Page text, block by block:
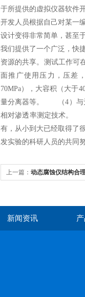
于所提供的虚拟仪器软件
开发人员根据自己对某一
设计变得非常简单，甚
我们提供了一个广泛，快
资源的共享。测试工作
面推广使用压力，压差
70MPa），大容积（大
量分离器等。 （4）与
相对渗透率测定技术。
有，从小到大已经取得了
发实验的科研人员的共
上一篇： 动态腐蚀仪结构合
新闻资讯